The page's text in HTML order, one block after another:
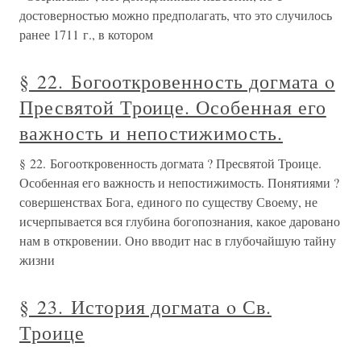
достоверностью можно предполагать, что это случилось
ранее 1711 г., в котором
§ 22. Богооткровенность догмата ο
Пресвятой Троице. Особенная его
важность и непостижимость.
§ 22. Богооткровенность догмата ? Пресвятой Троице.
Особенная его важность и непостижимость. Понятиями ?
совершенствах Бога, единого по существу Своему, не
исчерпывается вся глубина богопознания, какое даровано
нам в откровении. Оно вводит нас в глубочайшую тайну
жизни
§ 23. История догмата ο Св.
Троице